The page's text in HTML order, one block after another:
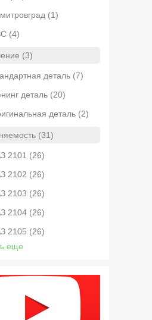
(1)
(4)
(3)
деталь (7)
деталь (20)
деталь (2)
(31)
2101 (26)
2102 (26)
2103 (26)
2104 (26)
2105 (26)
еще